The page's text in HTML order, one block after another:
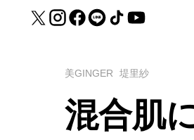
美GINGER 堤里紗
混合肌